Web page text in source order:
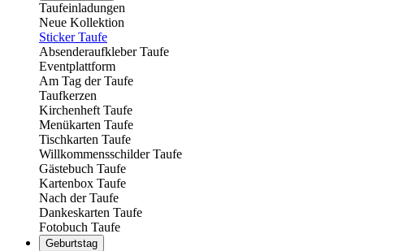
Taufeinladungen
Neue Kollektion
Sticker Taufe
Absenderaufkleber Taufe
Eventplattform
Am Tag der Taufe
Taufkerzen
Kirchenheft Taufe
Menükarten Taufe
Tischkarten Taufe
Willkommensschilder Taufe
Gästebuch Taufe
Kartenbox Taufe
Nach der Taufe
Dankeskarten Taufe
Fotobuch Taufe
Geburtstag